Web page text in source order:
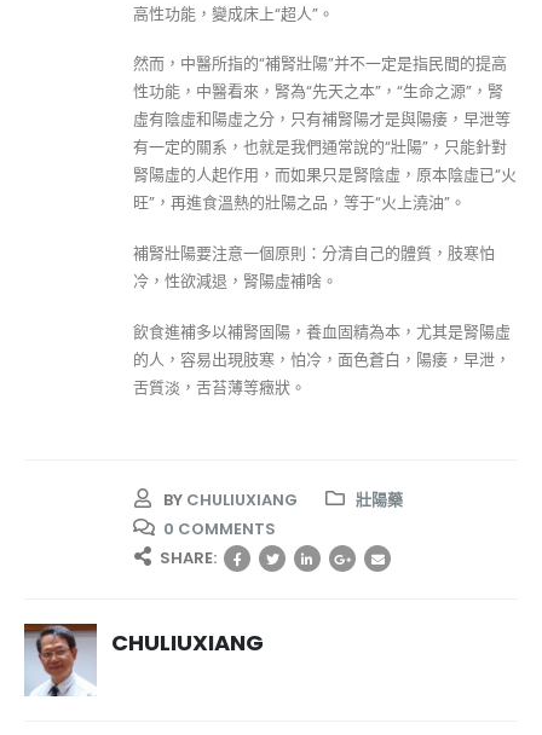
高性功能，變成床上“超人”。
然而，中醫所指的“補腎壯陽”并不一定是指民間的提高
性功能，中醫看來，腎為“先天之本”，“生命之源”，腎
虛有陰虛和陽虛之分，只有補腎陽才是與陽痿，早泄等
有一定的關系，也就是我們通常說的“壯陽”，只能針對
腎陽虛的人起作用，而如果只是腎陰虛，原本陰虛已“火
旺”，再進食溫熱的壯陽之品，等于“火上澆油”。
補腎壯陽要注意一個原則：分清自己的體質，肢寒怕
冷，性欲減退，腎陽虛補啥。
飲食進補多以補腎固陽，養血固精為本，尤其是腎陽虛
的人，容易出現肢寒，怕冷，面色蒼白，陽痿，早泄，
舌質淡，舌苔薄等癥狀。
BY CHULIUXIANG
壯陽藥
0 COMMENTS
SHARE:
CHULIUXIANG